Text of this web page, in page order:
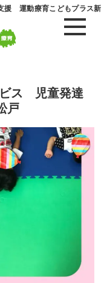
援 運動療育こどもプラス新
ス 児童発達
戸